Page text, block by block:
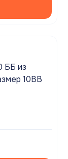
10BB